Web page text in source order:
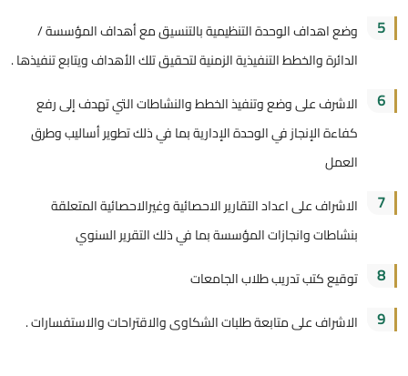
5
وضع اهداف الوحدة التنظيمية بالتنسيق مع أهداف المؤسسة /
الدائرة والخطط التنفيذية الزمنية لتحقيق تلك الأهداف ويتابع تنفيذها .
6
الاشرف على وضع وتنفيذ الخطط والنشاطات التي تهدف إلى رفع
كفاءة الإنجاز في الوحدة الإدارية بما في ذلك تطوير أساليب وطرق
العمل
7
الاشراف على اعداد التقارير الاحصائية وغيرالاحصائية المتعلقة
بنشاطات وانجازات المؤسسة بما في ذلك التقرير السنوي
8 توقيع كتب تدريب طلاب الجامعات
9 الاشراف على متابعة طلبات الشكاوى والاقتراحات والاستفسارات .